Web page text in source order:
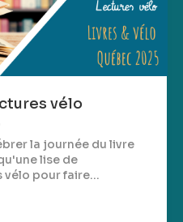
vélo
la journée du livre
lise de
pour faire...